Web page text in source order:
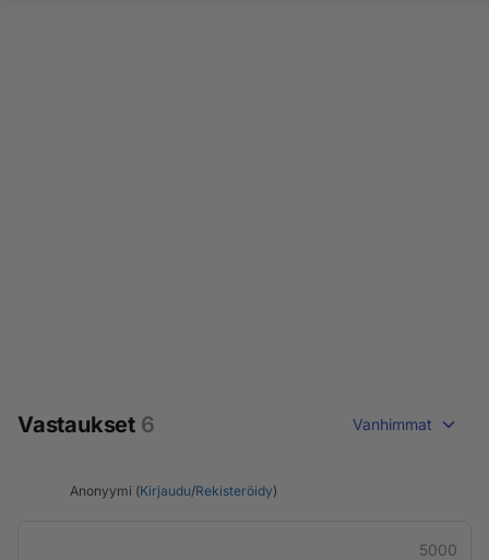
Vastaukset 6 Vanhimmat
Anonyymi (Kirjaudu/Rekisteröidy)
5000